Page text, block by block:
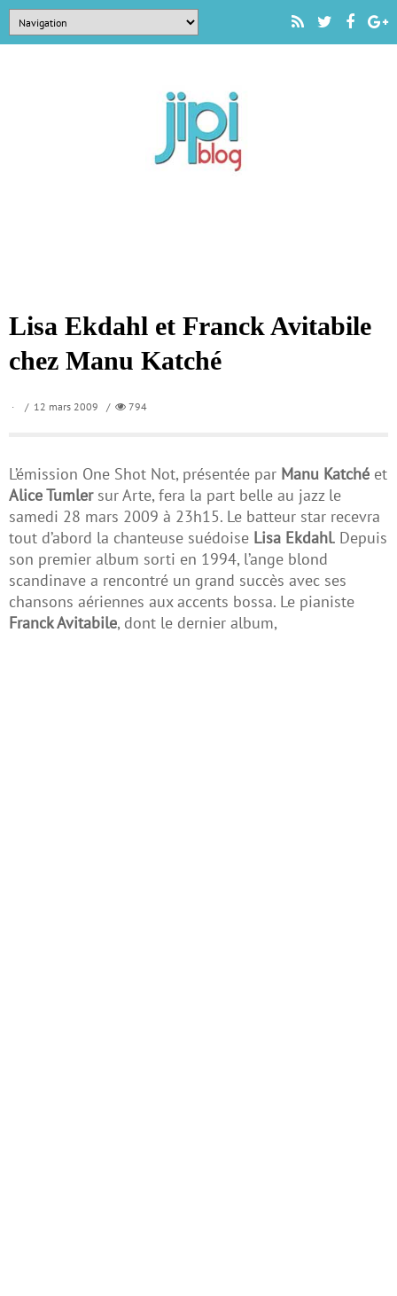
Lisa Ekdahl et Franck Avitabile
chez Manu Katché
/ 12 mars 2009 / 794
L’émission One Shot Not, présentée par Manu Katché et
Alice Tumlersur Arte, fera la part belle au jazz le
samedi 28 mars 2009 à 23h15. Le batteur star recevra
tout d’abord la chanteuse suédoise Lisa Ekdahl. Depuis
son premier album sorti en 1994, l’ange blond
scandinave a rencontré un grand succès avec ses
chansons aériennes aux accents bossa. Le pianiste
Franck Avitabile, dont le dernier album,